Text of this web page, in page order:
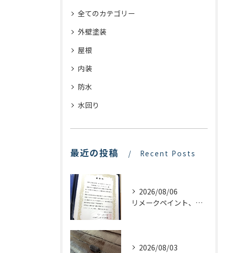
全てのカテゴリー
外壁塗装
屋根
内装
防水
水回り
最近の投稿 Recent Posts
2026/08/06
リメークペイント、感謝状を頂く！
2026/08/03